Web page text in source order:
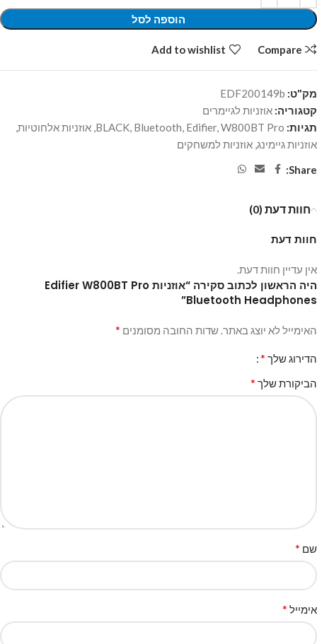
הוספה לסל
Compare
Add to wishlist
מק"ט: EDF200149b
קטגוריה: אוזניות לגיימרים
תגיות:
BLACK, Bluetooth, Edifier,W800BT Pro
, אוזניות אלחוטיות,
אוזניות גיימינג, אוזניות למשחקים
Share:
חוות דעת (0)
חוות דעת
אין עדיין חוות דעת.
היה הראשון לכתוב סקירה “אוזניות Edifier W800BT Pro
Bluetooth Headphones”
האימייל לא יוצג באתר. שדות החובה מסומנים *
הדירוג שלך *
הביקורת שלך *
שם *
אימייל *